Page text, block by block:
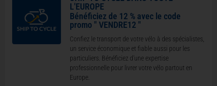
L'EUROPE
Bénéficiez de 12 % avec le code
promo " VENDRE12 "
Confiez le transport de votre vélo à des spécialistes,
un service économique et fiable aussi pour les
particuliers. Bénéficiez d’une expertise
professionnelle pour livrer votre vélo partout en
Europe.